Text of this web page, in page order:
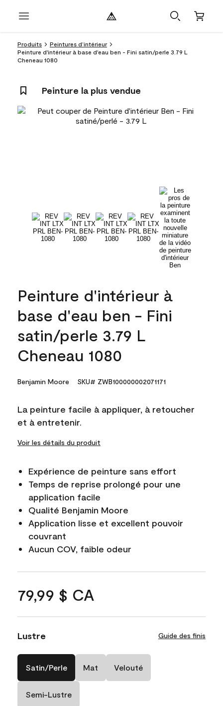
Produits
Peintures d’intérieur
Peinture d'intérieur à base d'eau ben - Fini satin/perle 3.79 L
Cheneau 1080
Peinture la plus vendue
Peinture d'intérieur à
base d'eau ben - Fini
satin/perle 3.79 L
Cheneau 1080
Benjamin Moore SKU# ZWB100000002071171
La peinture facile à appliquer, à retoucher
et à entretenir.
Voir les détails du produit
Expérience de peinture sans effort
Temps de reprise prolongé pour une
application facile
Qualité Benjamin Moore
Application lisse et excellent pouvoir
couvrant
Aucun COV, faible odeur
79,99 $ CA
Lustre Guide des finis
Satin/Perle Mat Velouté
Semi-Lustre